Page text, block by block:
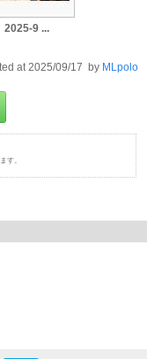
2025-9 ...
at 2025/09/17 by MLpolo
す。